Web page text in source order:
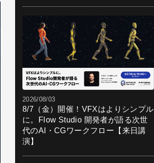
2026/08/03
8/7（金）開催！VFXはよりシンプル
に。Flow Studio 開発者が語る次世
代のAI・CGワークフロー【来日講
演】